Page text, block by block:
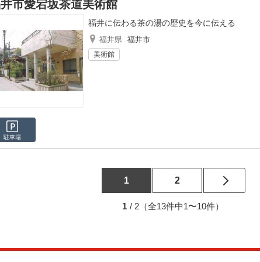
市愛宕坂茶道美術館
福井に伝わる茶の湯の歴史を今に伝える
福井県 福井市
美術館
駐車場
1 2
1 / 2（全13件中1〜10件）